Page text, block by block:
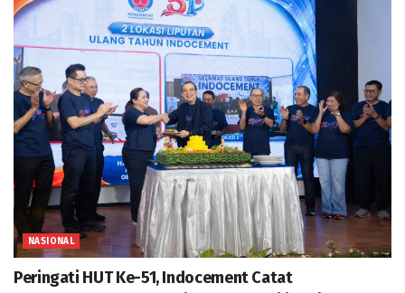
NASIONAL
Peringati HUT Ke-51, Indocement Catat